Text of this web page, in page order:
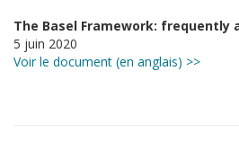
The Basel Framework: frequently
5 juin 2020
Voir le document (en anglais) >>